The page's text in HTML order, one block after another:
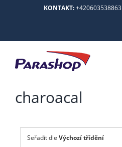
KONTAKT:+420603538863
charoacal
Seřadit dle Výchozí třídění